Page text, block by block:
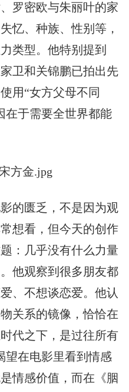
罗密欧与朱丽叶的家
忆、种族、性别等，
类型。他特别提到
卫和关锦鹏已拍出先
用“女方父母不同
在于需要全世界都能
的匮乏，不是因为观
想看，但今天的创作
：几乎没有什么力量
他观察到很多朋友都
、不想谈恋爱。他认
关系的镜像，恰恰在
代之下，是过往所有
望在电影里看到情感
情感价值，而在《胭